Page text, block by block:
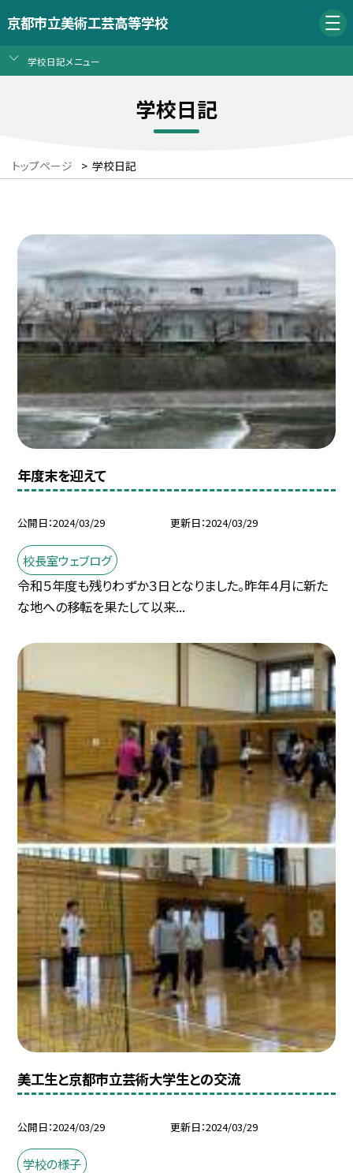
京都市立美術工芸高等学校
学校日記メニュー
学校日記
トップページ > 学校日記
年度末を迎えて
公開日 2024/03/29 更新日 2024/03/29
校長室ウェブログ
令和５年度も残りわずか３日となりました。昨年４月に新た
な地への移転を果たして以来...
美工生と京都市立芸術大学生との交流
公開日 2024/03/29 更新日 2024/03/29
学校の様子